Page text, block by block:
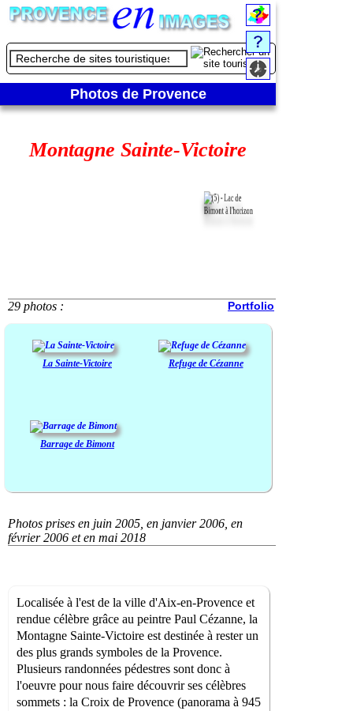
Photos de Provence
Montagne Sainte-Victoire
29 photos : Portfolio
La Sainte-Victoire Refuge de Cézanne
Barrage de Bimont
Photos prises en juin 2005, en janvier 2006, en
février 2006 et en mai 2018
Localisée à l'est de la ville d'Aix-en-Provence et
rendue célèbre grâce au peintre Paul Cézanne, la
Montagne Sainte-Victoire est destinée à rester un
des plus grands symboles de la Provence.
Plusieurs randonnées pédestres sont donc à
l'oeuvre pour nous faire découvrir ses célèbres
sommets : la Croix de Provence (panorama à 945